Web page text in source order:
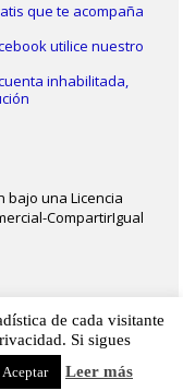
que te acompaña
utilice nuestro
inhabilitada,
bajo una Licencia
CompartirIgual
| Mapa web|Aviso legal
de cada visitante
Si sigues
Aceptar Leer más